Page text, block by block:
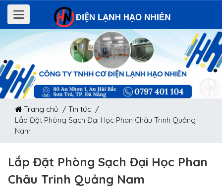
Trang chủ / Tin tức /
Lắp Đặt Phòng Sạch Đại Học Phan Châu Trinh Quảng
Nam
Lắp Đặt Phòng Sạch Đại Học Phan
Châu Trinh Quảng Nam